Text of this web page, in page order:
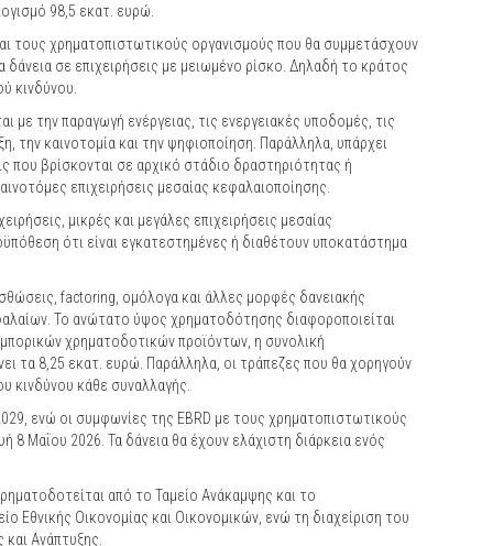
98,5 εκατ. ευρώ.
τους χρηματοπιστωτικούς οργανισμούς που θα συμμετάσχουν
σε επιχειρήσεις με μειωμένο ρίσκο. Δηλαδή το κράτος
κινδύνου.
με την παραγωγή ενέργειας, τις ενεργειακές υποδομές, τις
την καινοτομία και την ψηφιοποίηση. Παράλληλα, υπάρχει
που βρίσκονται σε αρχικό στάδιο δραστηριότητας ή
επιχειρήσεις μεσαίας κεφαλαιοποίησης.
μικρές και μεγάλες επιχειρήσεις μεσαίας
ότι είναι εγκατεστημένες ή διαθέτουν υποκατάστημα
factoring, ομόλογα και άλλες μορφές δανειακής
Το ανώτατο ύψος χρηματοδότησης διαφοροποιείται
χρηματοδοτικών προϊόντων, η συνολική
τα 8,25 εκατ. ευρώ. Παράλληλα, οι τράπεζες που θα χορηγούν
κινδύνου κάθε συναλλαγής.
ενώ οι συμφωνίες της EBRD με τους χρηματοπιστωτικούς
Μαΐου 2026. Τα δάνεια θα έχουν ελάχιστη διάρκεια ενός
από το Ταμείο Ανάκαμψης και το
Εθνικής Οικονομίας και Οικονομικών, ενώ τη διαχείριση του
Ανάπτυξης.